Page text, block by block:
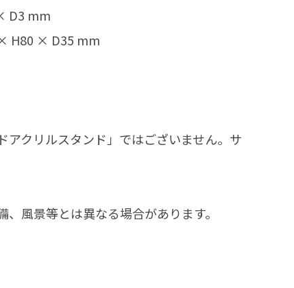
D3 mm
× H80 × D35 mm
クリルスタンド」ではございません。サ
風景等とは異なる場合があります。